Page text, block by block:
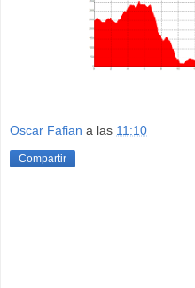
Oscar Fafian a las 11:10
Compartir